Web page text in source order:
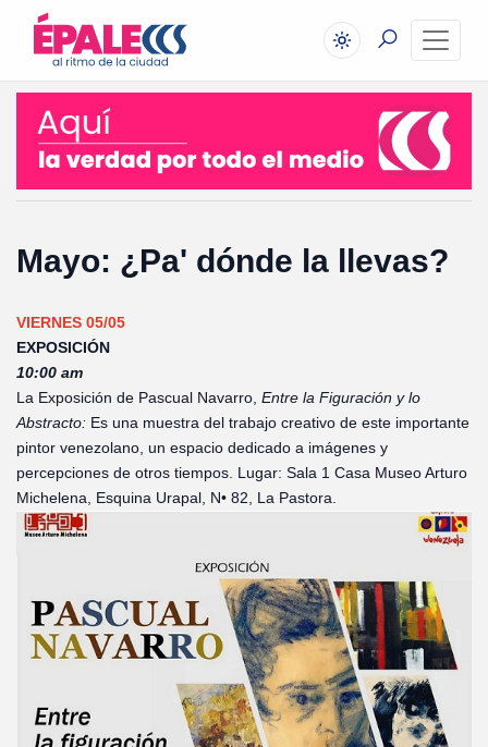
Mayo: ¿Pa' dónde la llevas?
VIERNES 05/05
EXPOSICIÓN
10:00 am
La Exposición de Pascual Navarro, Entre la Figuración y lo
Abstracto: Es una muestra del trabajo creativo de este importante
pintor venezolano, un espacio dedicado a imágenes y
percepciones de otros tiempos. Lugar: Sala 1 Casa Museo Arturo
Michelena, Esquina Urapal, N• 82, La Pastora.